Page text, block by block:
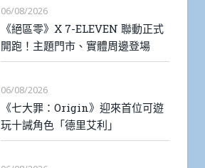
06/08/2026
《絕區零》X 7-ELEVEN 聯動正式
開跑！主題門市、實體周邊登場
06/08/2026
《七大罪：Origin》迎來首位可遊
玩十誡角色「德里艾利」